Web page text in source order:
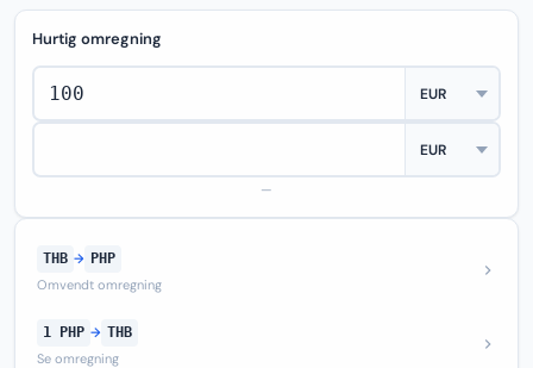
Hurtig omregning
—
THB → PHP
Omvendt omregning
1 PHP → THB
Se omregning